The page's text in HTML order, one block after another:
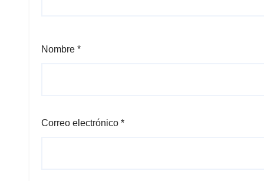
Nombre *
Correo electrónico *